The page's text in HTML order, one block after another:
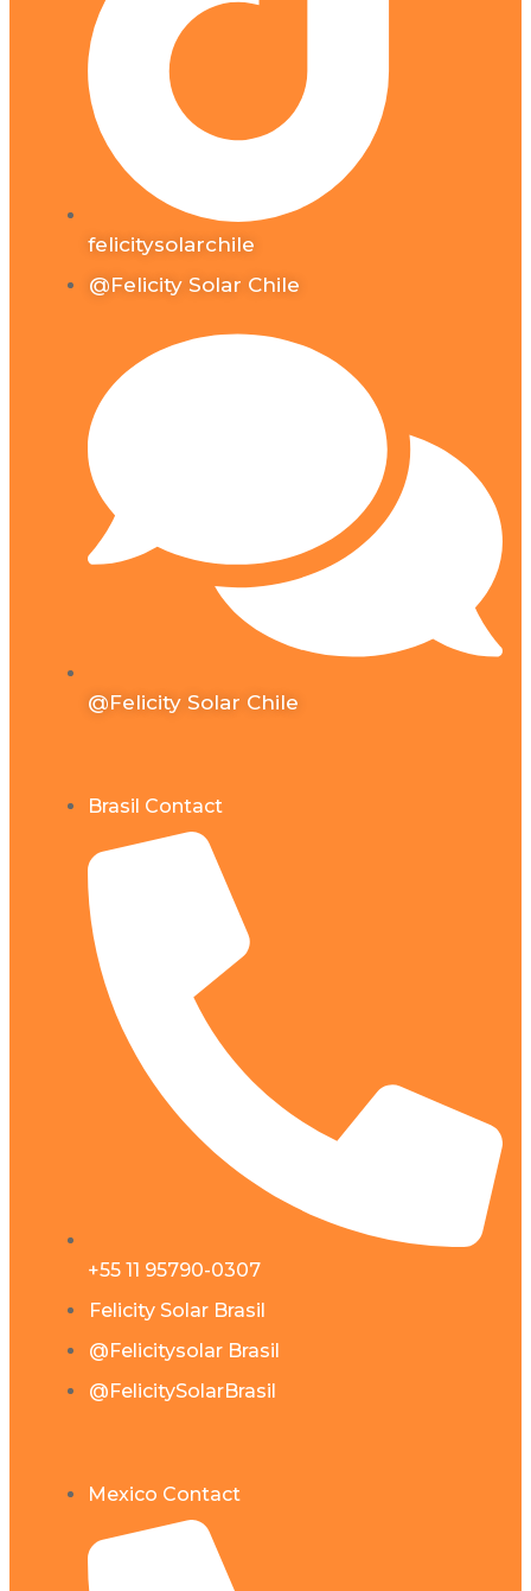
felicitysolarchile
@Felicity Solar Chile
@Felicity Solar Chile
Brasil Contact
+55 11 95790-0307
Felicity Solar Brasil
@Felicitysolar Brasil
@FelicitySolarBrasil
Mexico Contact